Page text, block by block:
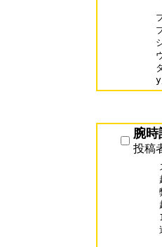
腕時
投稿